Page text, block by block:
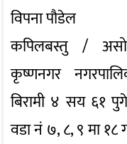
विपना पौडेल
कपिलबस्तु /
कृष्णनगर
बिरामी ४ सय ६१
वडा नं ७, ८, ९ मा १८